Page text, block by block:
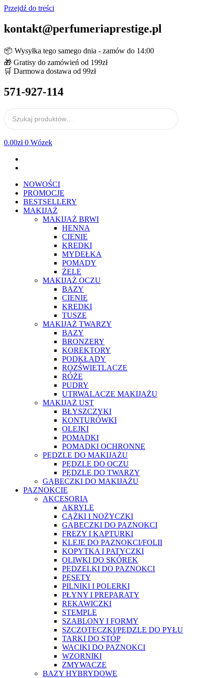
Przejdź do treści
kontakt@perfumeriaprestige.pl
📦 Wysyłka tego samego dnia - zamów do 14:00
🎁 Gratisy do zamówień od 199zł
🛒 Darmowa dostawa od 99zł
571-927-114
0.00zł 0 Wózek
NOWOŚCI
PROMOCJE
BESTSELLERY
MAKIJAŻ
MAKIJAŻ BRWI
HENNA
CIENIE
KREDKI
MYDEŁKA
POMADY
ŻELE
MAKIJAŻ OCZU
BAZY
CIENIE
KREDKI
TUSZE
MAKIJAŻ TWARZY
BAZY
BRONZERY
KOREKTORY
PODKŁADY
ROZŚWIETLACZE
RÓŻE
PUDRY
UTRWALACZE MAKIJAŻU
MAKIJAŻ UST
BŁYSZCZYKI
KONTURÓWKI
OLEJKI
POMADKI
POMADKI OCHRONNE
PĘDZLE DO MAKIJAŻU
PĘDZLE DO OCZU
PĘDZLE DO TWARZY
GĄBECZKI DO MAKIJAŻU
PAZNOKCIE
AKCESORIA
AKRYLE
CĄŻKI I NOŻYCZKI
GĄBECZKI DO PAZNOKCI
FREZY I KAPTURKI
KLEJE DO PAZNOKCI/FOLII
KOPYTKA I PATYCZKI
OLIWKI DO SKÓREK
PĘDZELKI DO PAZNOKCI
PĘSETY
PILNIKI I POLERKI
PŁYNY I PREPARATY
RĘKAWICZKI
STEMPLE
SZABLONY I FORMY
SZCZOTECZKI/PĘDZLE DO PYŁU
TARKI DO STÓP
WACIKI DO PAZNOKCI
WZORNIKI
ZMYWACZE
BAZY HYBRYDOWE